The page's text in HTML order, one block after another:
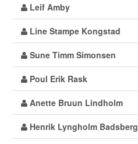
Leif Amby
Line Stampe Kongstad
Sune Timm Simonsen
Poul Erik Rask
Anette Bruun Lindholm
Henrik Lyngholm Badsberg